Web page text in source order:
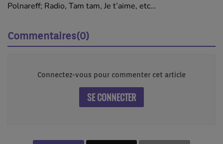
Polnareff; Radio, Tam tam, Je t’aime, etc…
Commentaires(0)
Connectez-vous pour commenter cet article
SE CONNECTER